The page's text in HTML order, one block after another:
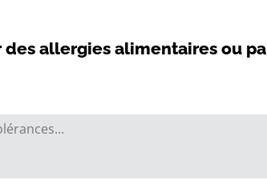
allergies alimentaires ou